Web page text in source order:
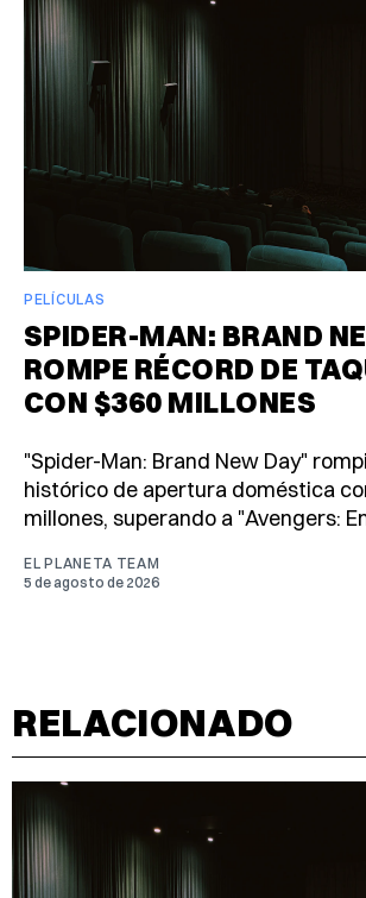
PELÍCULAS
SPIDER-MAN: BRAND
ROMPE RÉCORD DE
CON $360 MILLONES
"Spider-Man: Brand New Day"
histórico de apertura doméstica
millones, superando a "Avengers:
EL PLANETA TEAM
5 de agosto de 2026
RELACIONADO